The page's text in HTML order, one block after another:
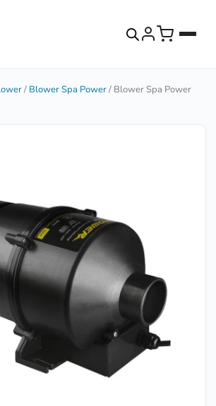
/ Blower Spa Power/ Blower Spa Power